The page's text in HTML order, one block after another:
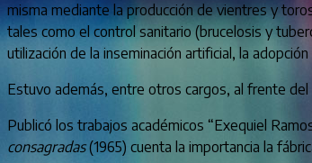
misma mediante la producción de vientres y
tales como el control sanitario (brucelosis y
utilización de la inseminación artificial, la
Estuvo además, entre otros cargos, al frente
Publicó los trabajos académicos “Exequiel
consagradas(1965) cuenta la importancia la